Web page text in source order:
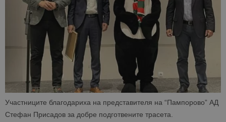
Участниците благодариха на представителя на “Пампорово” АД
Стефан Присадов за добре подготвените трасета.